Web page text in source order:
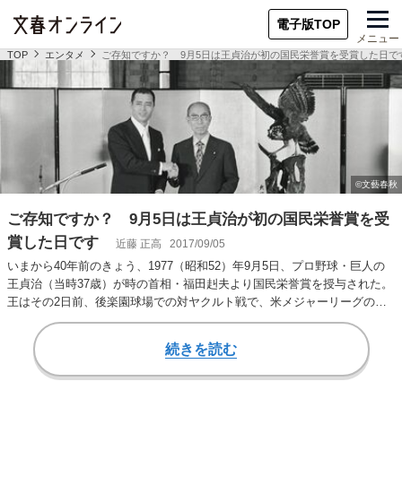
電子版TOP
メニュー
TOP エンタメ ご存知ですか？ 9月5日は王貞治が初の国民栄誉賞を受賞した日で
ご存知ですか？ 9月5日は王貞治が初の国民栄誉賞を受
賞した日です
近藤 正高 2017/09/05
いまから40年前のきょう、1977（昭和52）年9月5日、プロ野球・巨人の
王貞治（当時37歳）が時の首相・福田赳夫より国民栄誉賞を授与された。
王はその2日前、後楽園球場での対ヤクルト戦で、米メジャーリーグのハ
ンク・…
続きを読む